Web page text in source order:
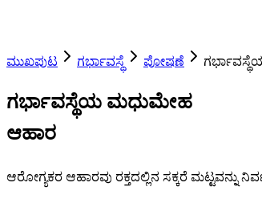
ಮುಖಪುಟ ಗರ್ಭಾವಸ್ಥೆ ಪೋಷಣೆ
ಗರ್ಭಾವಸ್ಥೆಯ ಮಧುಮೇಹ
ಆಹಾರ
ಆರೋಗ್ಯಕರ ಆಹಾರವು ರಕ್ತದಲ್ಲಿನ ಸಕ್ಕರೆ ಮಟ್ಟವನ್ನು